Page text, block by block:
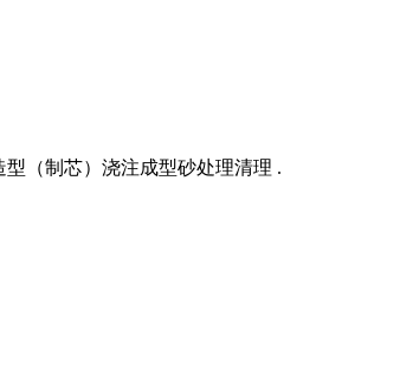
（制芯）浇注成型砂处理清理 .